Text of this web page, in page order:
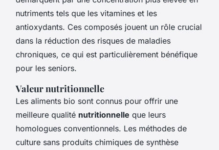
nutriments tels que les vitamines et les
antioxydants. Ces composés jouent un rôle crucial
dans la réduction des risques de maladies
chroniques, ce qui est particulièrement bénéfique
pour les seniors.
Valeur nutritionnelle
Les aliments bio sont connus pour offrir une
meilleure qualité nutritionnelle que leurs
homologues conventionnels. Les méthodes de
culture sans produits chimiques de synthèse